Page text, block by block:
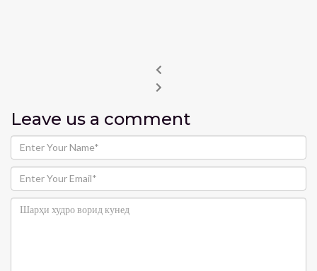
Leave us a comment